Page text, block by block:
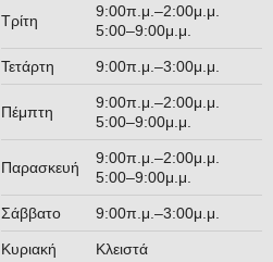
Τρίτη
9:00π.μ.–2:00μ.μ.
5:00–9:00μ.μ.
Τετάρτη 9:00π.μ.–3:00μ.μ.
Πέμπτη
9:00π.μ.–2:00μ.μ.
5:00–9:00μ.μ.
Παρασκευή
9:00π.μ.–2:00μ.μ.
5:00–9:00μ.μ.
Σάββατο 9:00π.μ.–3:00μ.μ.
Κυριακή Κλειστά